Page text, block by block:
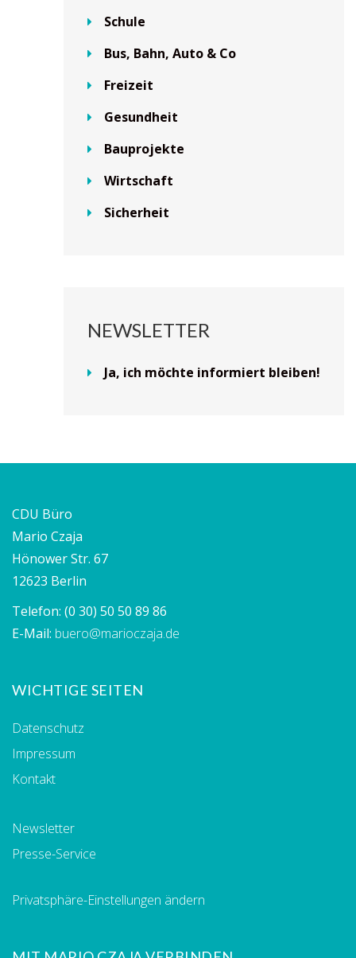
Schule
Bus, Bahn, Auto & Co
Freizeit
Gesundheit
Bauprojekte
Wirtschaft
Sicherheit
NEWSLETTER
Ja, ich möchte informiert bleiben!
CDU Büro
Mario Czaja
Hönower Str. 67
12623 Berlin
Telefon: (0 30) 50 50 89 86
E-Mail: buero@marioczaja.de
WICHTIGE SEITEN
Datenschutz
Impressum
Kontakt
Newsletter
Presse-Service
Privatsphäre-Einstellungen ändern